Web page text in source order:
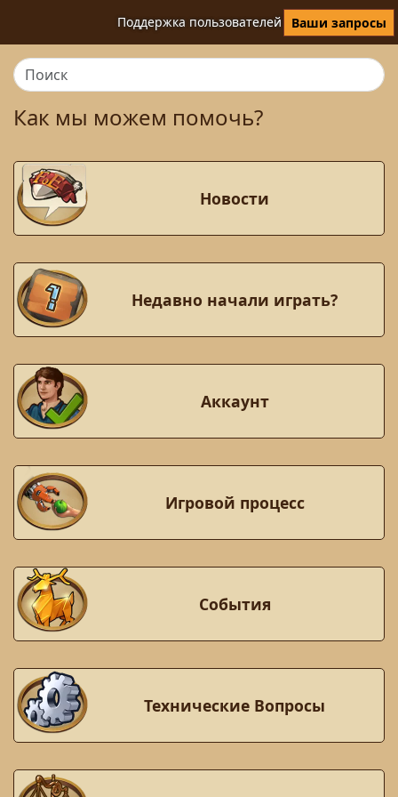
Поддержка пользователей Ваши запросы
Как мы можем помочь?
Новости
Недавно начали играть?
Аккаунт
Игровой процесс
События
Технические Вопросы